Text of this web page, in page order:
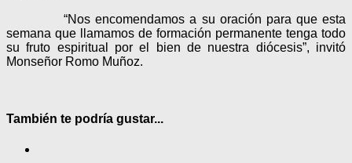
“Nos encomendamos a su oración para que esta
semana que llamamos de formación permanente tenga todo
su fruto espiritual por el bien de nuestra diócesis”, invitó
Monseñor Romo Muñoz.
También te podría gustar...